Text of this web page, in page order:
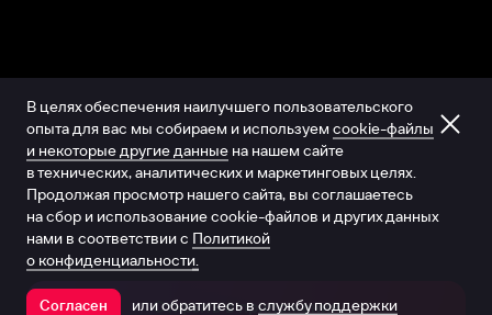
Открыть в приложении
В целях обеспечения наилучшего пользовательского
опыта для вас мы собираем и используем cookie-файлы
и некоторые другие данные на нашем сайте
в технических, аналитических и маркетинговых целях.
Продолжая просмотр нашего сайта, вы соглашаетесь
на сбор и использование cookie-файлов и других данных
нами в соответствии с Политикой
о конфиденциальности.
Согласен или обратитесь в службу поддержки